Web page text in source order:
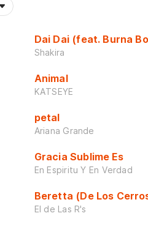
Dai Dai (feat. Burna
Shakira
Animal
KATSEYE
petal
Ariana Grande
Gracia Sublime Es
En Espiritu Y En Verdad
Beretta (De Los
El de Las R's